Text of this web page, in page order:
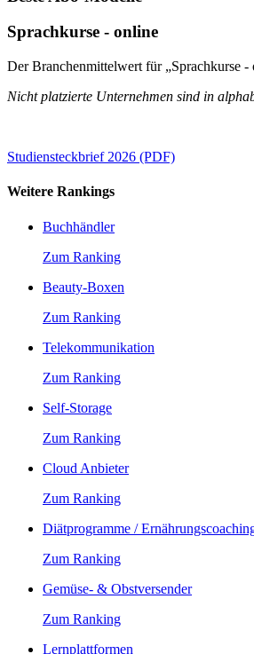
Sprachkurse - online
Der Branchenmittelwert für „Sprachkurse
Nicht platzierte Unternehmen sind in
Studiensteckbrief 2026 (PDF)
Weitere Rankings
Buchhändler
Zum Ranking
Beauty-Boxen
Zum Ranking
Telekommunikation
Zum Ranking
Self-Storage
Zum Ranking
Cloud Anbieter
Zum Ranking
Diätprogramme /
Zum Ranking
Gemüse- & Obstversender
Zum Ranking
Lernplattformen